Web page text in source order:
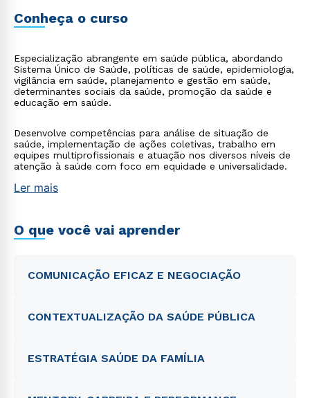
Conheça o curso
Especialização abrangente em saúde pública, abordando
Sistema Único de Saúde, políticas de saúde, epidemiologia,
vigilância em saúde, planejamento e gestão em saúde,
determinantes sociais da saúde, promoção da saúde e
educação em saúde.
Desenvolve competências para análise de situação de
saúde, implementação de ações coletivas, trabalho em
equipes multiprofissionais e atuação nos diversos níveis de
atenção à saúde com foco em equidade e universalidade.
Ler mais
O que você vai aprender
COMUNICAÇÃO EFICAZ E NEGOCIAÇÃO
CONTEXTUALIZAÇÃO DA SAÚDE PÚBLICA
ESTRATÉGIA SAÚDE DA FAMÍLIA